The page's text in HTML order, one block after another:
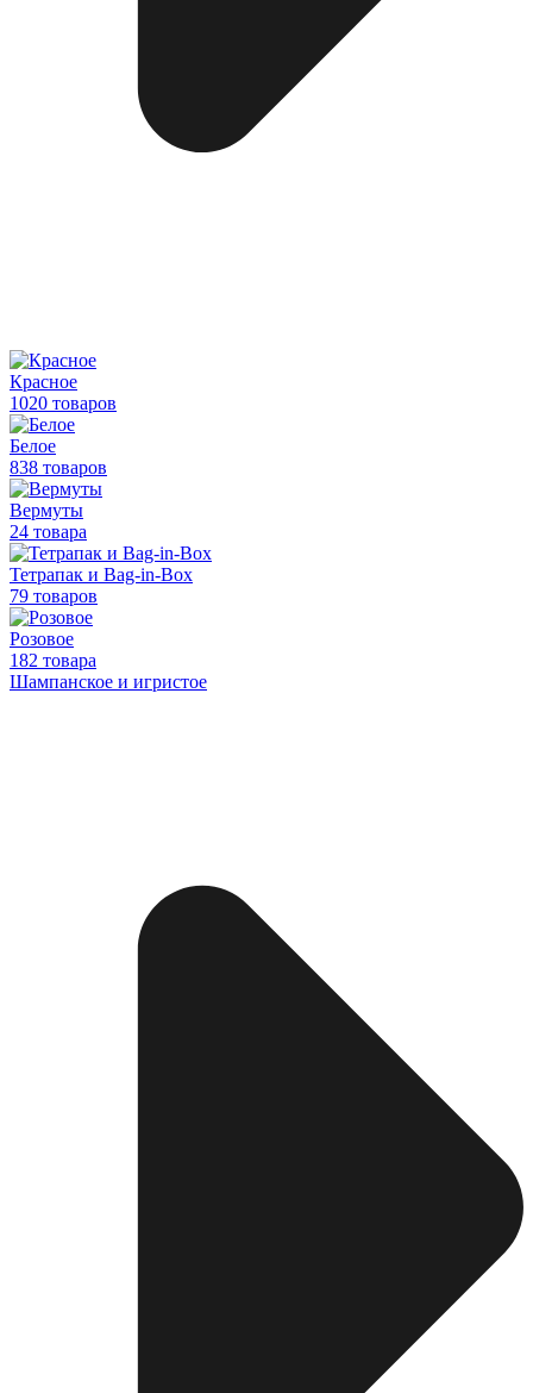
Красное
1020 товаров
Белое
838 товаров
Вермуты
24 товара
Тетрапак и Bag-in-Box
79 товаров
Розовое
182 товара
Шампанское и игристое